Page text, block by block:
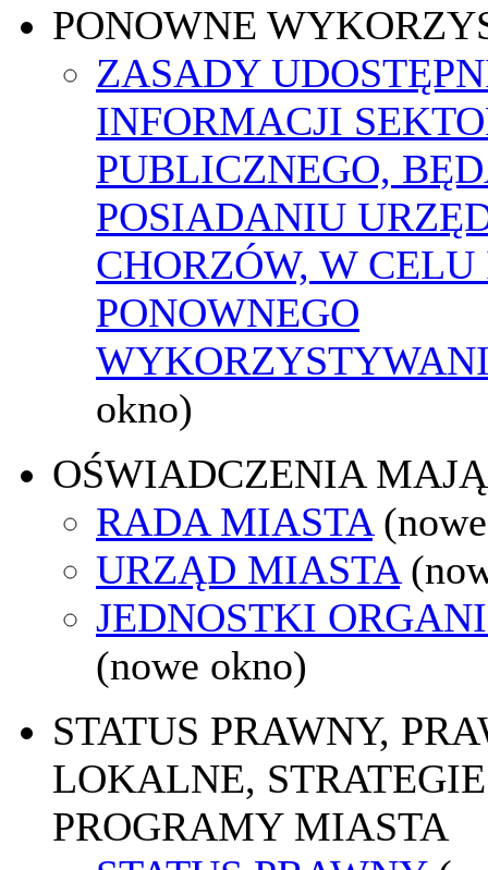
PONOWNE
ZASADY
INFORMACJI
PUBLICZNEGO,
POSIADANIU
CHORZÓW, W
PONOWNEGO
okno)
OŚWIADCZENIA
RADA MIASTA
URZĄD MIASTA
JEDNOSTKI
(nowe okno)
STATUS PRAWNY,
LOKALNE,
PROGRAMY MIASTA